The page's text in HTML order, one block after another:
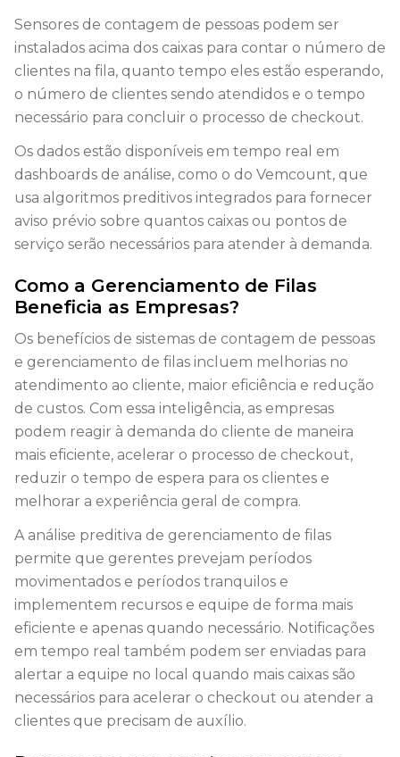
Sensores de contagem de pessoas podem ser
instalados acima dos caixas para contar o número de
clientes na fila, quanto tempo eles estão esperando,
o número de clientes sendo atendidos e o tempo
necessário para concluir o processo de checkout.
Os dados estão disponíveis em tempo real em
dashboards de análise, como o do Vemcount, que
usa algoritmos preditivos integrados para fornecer
aviso prévio sobre quantos caixas ou pontos de
serviço serão necessários para atender à demanda.
Como a Gerenciamento de Filas
Beneficia as Empresas?
Os benefícios de sistemas de contagem de pessoas
e gerenciamento de filas incluem melhorias no
atendimento ao cliente, maior eficiência e redução
de custos. Com essa inteligência, as empresas
podem reagir à demanda do cliente de maneira
mais eficiente, acelerar o processo de checkout,
reduzir o tempo de espera para os clientes e
melhorar a experiência geral de compra.
A análise preditiva de gerenciamento de filas
permite que gerentes prevejam períodos
movimentados e períodos tranquilos e
implementem recursos e equipe de forma mais
eficiente e apenas quando necessário. Notificações
em tempo real também podem ser enviadas para
alertar a equipe no local quando mais caixas são
necessários para acelerar o checkout ou atender a
clientes que precisam de auxílio.